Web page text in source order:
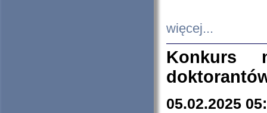
więcej...
Konkurs
05.02.2025